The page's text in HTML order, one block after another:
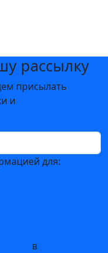
рассылку
присылать
и
для:
в